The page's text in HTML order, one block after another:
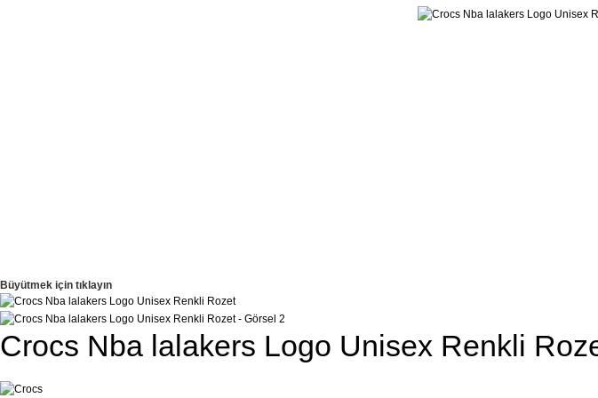
Büyütmek için tıklayın
Crocs Nba lalakers Logo Unisex Renkli